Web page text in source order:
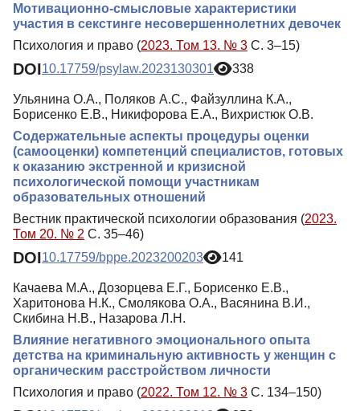
Мотивационно-смысловые характеристики
участия в секстинге несовершеннолетних девочек
Психология и право (2023. Том 13. № 3 С. 3–15)
DOI10.17759/psylaw.2023130301 338
Ульянина О.А., Поляков А.С., Файзуллина К.А.,
Борисенко Е.В., Никифорова Е.А., Вихристюк О.В.
Содержательные аспекты процедуры оценки
(самооценки) компетенций специалистов, готовых
к оказанию экстренной и кризисной
психологической помощи участникам
образовательных отношений
Вестник практической психологии образования (2023.
Том 20. № 2 С. 35–46)
DOI10.17759/bppe.2023200203 141
Качаева М.А., Дозорцева Е.Г., Борисенко Е.В.,
Харитонова Н.К., Смолякова О.А., Васянина В.И.,
Скибина Н.В., Назарова Л.Н.
Влияние негативного эмоционального опыта
детства на криминальную активность у женщин с
органическим расстройством личности
Психология и право (2022. Том 12. № 3 С. 134–150)